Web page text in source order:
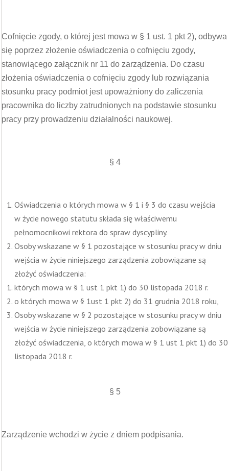
Cofnięcie zgody, o której jest mowa w § 1 ust. 1 pkt 2), odbywa
się poprzez złożenie oświadczenia o cofnięciu zgody,
stanowiącego załącznik nr 11 do zarządzenia. Do czasu
złożenia oświadczenia o cofnięciu zgody lub rozwiązania
stosunku pracy podmiot jest upoważniony do zaliczenia
pracownika do liczby zatrudnionych na podstawie stosunku
pracy przy prowadzeniu działalności naukowej.
§ 4
Oświadczenia o których mowa w § 1 i § 3 do czasu wejścia
w życie nowego statutu składa się właściwemu
pełnomocnikowi rektora do spraw dyscypliny.
Osoby wskazane w § 1 pozostające w stosunku pracy w dniu
wejścia w życie niniejszego zarządzenia zobowiązane są
złożyć oświadczenia:
których mowa w § 1 ust 1 pkt 1) do 30 listopada 2018 r.
o których mowa w § 1ust 1 pkt 2) do 31 grudnia 2018 roku,
Osoby wskazane w § 2 pozostające w stosunku pracy w dniu
wejścia w życie niniejszego zarządzenia zobowiązane są
złożyć oświadczenia, o których mowa w § 1 ust 1 pkt 1) do 30
listopada 2018 r.
§ 5
Zarządzenie wchodzi w życie z dniem podpisania.